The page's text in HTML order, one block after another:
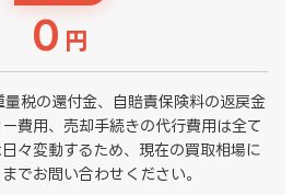
0 円
量税の還付金、自賠責保険料の返戻金
費用、売却手続きの代行費用は全て
々変動するため、現在の買取相場に
でお問い合わせください。